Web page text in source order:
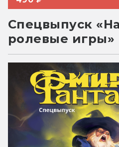
Спецвыпуск
ролевые игры»